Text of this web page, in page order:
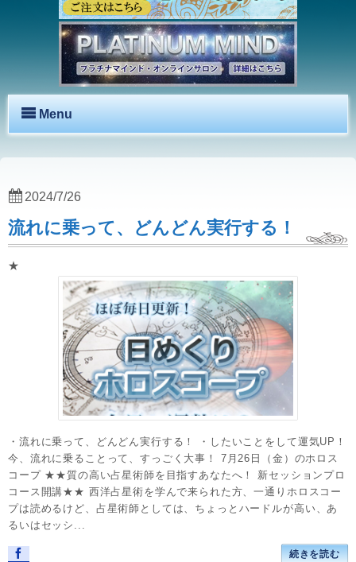
Menu
流れに乗って、どんどん実行する！
★
・流れに乗って、どんどん実行する！ ・したいことをして運気UP！
今、流れに乗ることって、すっごく大事！ 7月26日（金）のホロス
コープ ★★質の高い占星術師を目指すあなたへ！ 新セッションプロ
コース開講★★ 西洋占星術を学んで来られた方、一通りホロスコー
プは読めるけど、占星術師としては、ちょっとハードルが高い、あ
るいはセッシ...
続きを読む
2024/7/26